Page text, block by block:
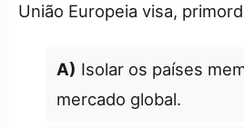
União Europeia visa,
A) Isolar os países
mercado global.